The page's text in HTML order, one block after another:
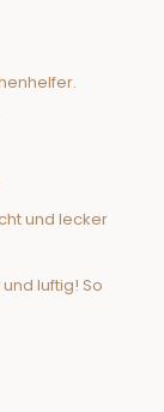
und lecker
und luftig! So